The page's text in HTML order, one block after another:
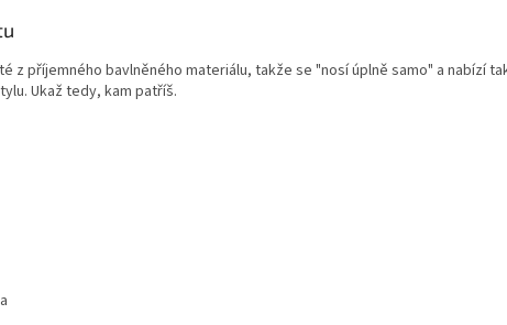
z příjemného bavlněného materiálu, takže se "nosí úplně samo" a nabízí
Ukaž tedy, kam patříš.